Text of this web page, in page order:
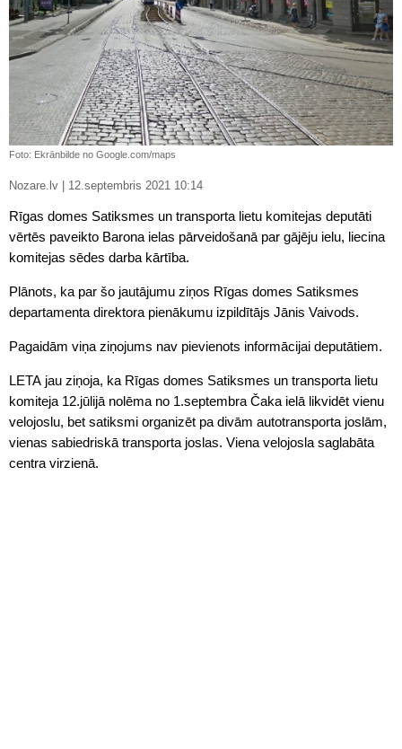
Foto: Ekrānbilde no Google.com/maps
Nozare.lv | 12.septembris 2021 10:14
Rīgas domes Satiksmes un transporta lietu komitejas deputāti
vērtēs paveikto Barona ielas pārveidošanā par gājēju ielu, liecina
komitejas sēdes darba kārtība.
Plānots, ka par šo jautājumu ziņos Rīgas domes Satiksmes
departamenta direktora pienākumu izpildītājs Jānis Vaivods.
Pagaidām viņa ziņojums nav pievienots informācijai deputātiem.
LETA jau ziņoja, ka Rīgas domes Satiksmes un transporta lietu
komiteja 12.jūlijā nolēma no 1.septembra Čaka ielā likvidēt vienu
velojoslu, bet satiksmi organizēt pa divām autotransporta joslām,
vienas sabiedriskā transporta joslas. Viena velojosla saglabāta
centra virzienā.